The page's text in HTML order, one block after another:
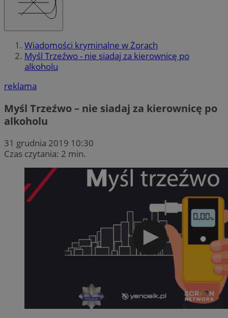
Wiadomości kryminalne w Żorach
Myśl Trzeźwo - nie siadaj za kierownicę po
alkoholu
reklama
Myśl Trzeźwo – nie siadaj za kierownicę po
alkoholu
31 grudnia 2019 10:30
Czas czytania: 2 min.